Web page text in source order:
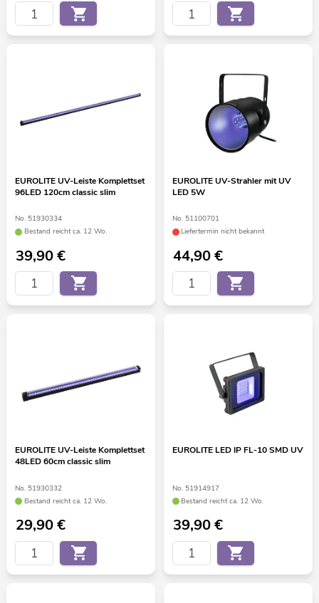
EUROLITE UV-Leiste Komplettset
96LED 120cm classic slim
No. 51930334
Bestand reicht ca. 12 Wo.
39,90€
EUROLITE UV-Strahler mit UV
LED 5W
No. 51100701
Liefertermin nicht bekannt
44,90€
EUROLITE UV-Leiste Komplettset
48LED 60cm classic slim
No. 51930332
Bestand reicht ca. 12 Wo.
29,90€
EUROLITE LED IP FL-10 SMD UV
No. 51914917
Bestand reicht ca. 12 Wo.
39,90€